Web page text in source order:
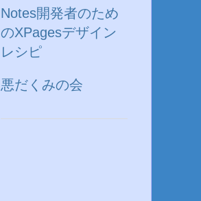
Notes開発者のため
のXPagesデザイン
レシピ
悪だくみの会